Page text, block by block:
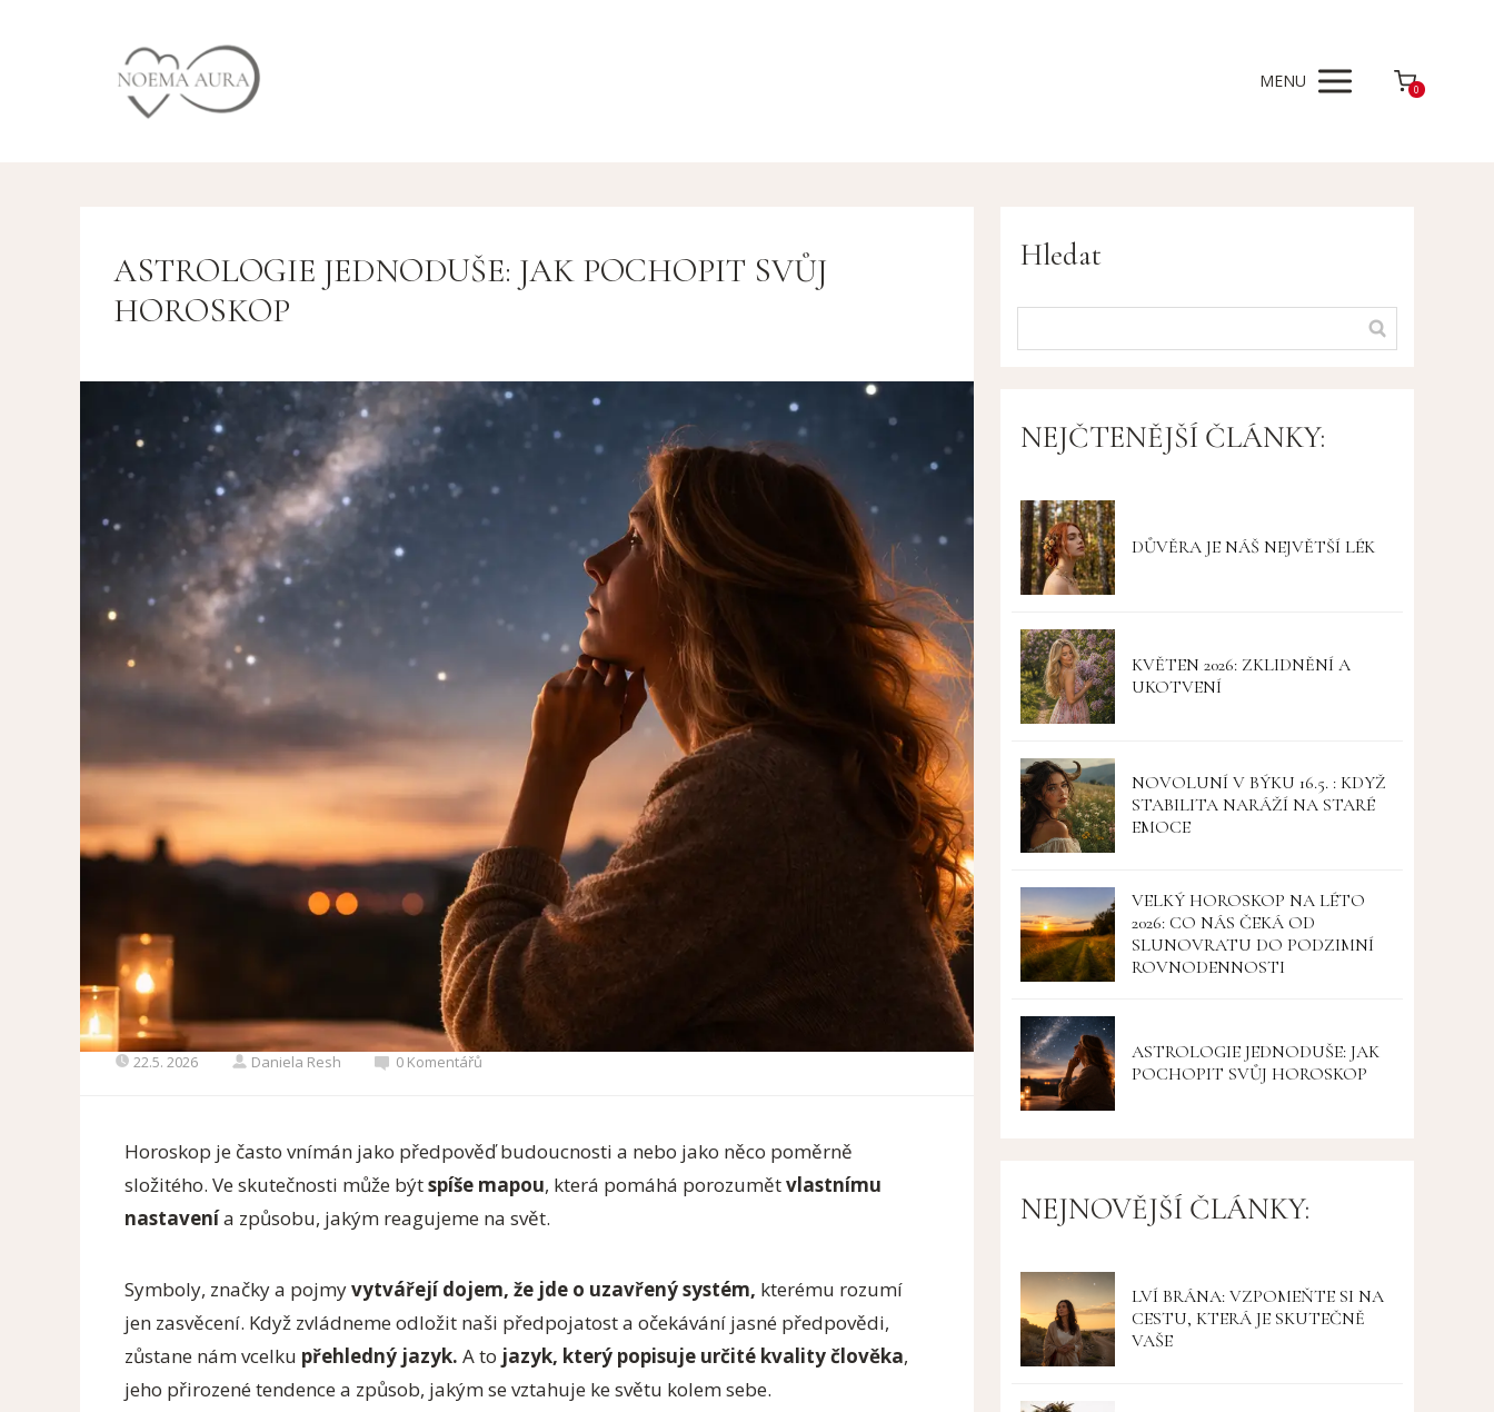
MENU 0
ASTROLOGIE JEDNODUŠE: JAK POCHOPIT SVŮJ
HOROSKOP
22.5. 2026 Daniela Resh 0 Komentářů
Horoskop je často vnímán jako předpověď budoucnosti a nebo jako něco poměrně
složitého. Ve skutečnosti může býtspíše mapou, která pomáhá porozumětvlastnímu
nastavenía způsobu, jakým reagujeme na svět.
Symboly, značky a pojmyvytvářejí dojem, že jde o uzavřený systém, kterému rozumí
jen zasvěcení. Když zvládneme odložit naši předpojatost a očekávání jasné předpovědi,
zůstane nám vcelku přehledný jazyk. A to jazyk, který popisuje určité kvality člověka,
jeho přirozené tendence a způsob, jakým se vztahuje ke světu kolem sebe.
Hledat
NEJČTENĚJŠÍ ČLÁNKY:
DŮVĚRA JE NÁŠ NEJVĚTŠÍ LÉK
KVĚTEN 2026: ZKLIDNĚNÍ A
UKOTVENÍ
NOVOLUNÍ V BÝKU 16.5. : KDYŽ
STABILITA NARÁŽÍ NA STARÉ
EMOCE
VELKÝ HOROSKOP NA LÉTO
2026: CO NÁS ČEKÁ OD
SLUNOVRATU DO PODZIMNÍ
ROVNODENNOSTI
ASTROLOGIE JEDNODUŠE: JAK
POCHOPIT SVŮJ HOROSKOP
NEJNOVĚJŠÍ ČLÁNKY:
LVÍ BRÁNA: VZPOMEŇTE SI NA
CESTU, KTERÁ JE SKUTEČNĚ
VAŠE